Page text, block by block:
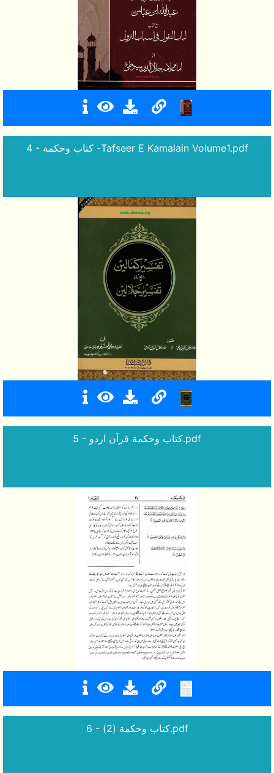
4 - كتاب وحكمة -Tafseer E Kamalain Volume1.pdf
5 - كتاب وحكمة قرآن اردو.pdf
6 - كتاب وحكمة (2).pdf